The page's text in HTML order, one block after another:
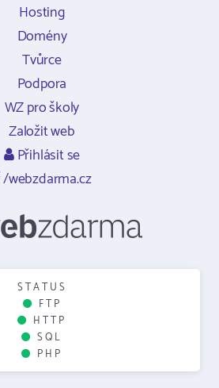
Hosting
Domény
Tvůrce
Podpora
WZ pro školy
Založit web
Přihlásit se
/webzdarma.cz
STATUS
FTP
HTTP
SQL
PHP